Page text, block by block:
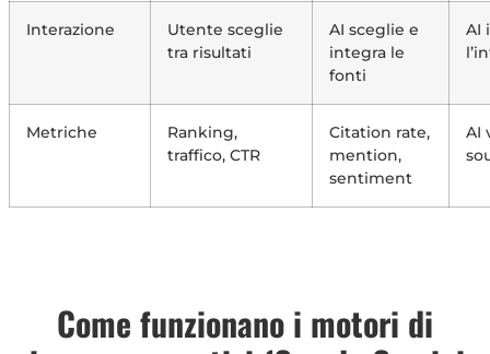
Interazione
Utente sceglie
tra risultati
AI sceglie e
integra le
fonti
AI
Metriche
Ranking,
traffico, CTR
Citation rate,
mention,
sentiment
AI
Come funzionano i motori di